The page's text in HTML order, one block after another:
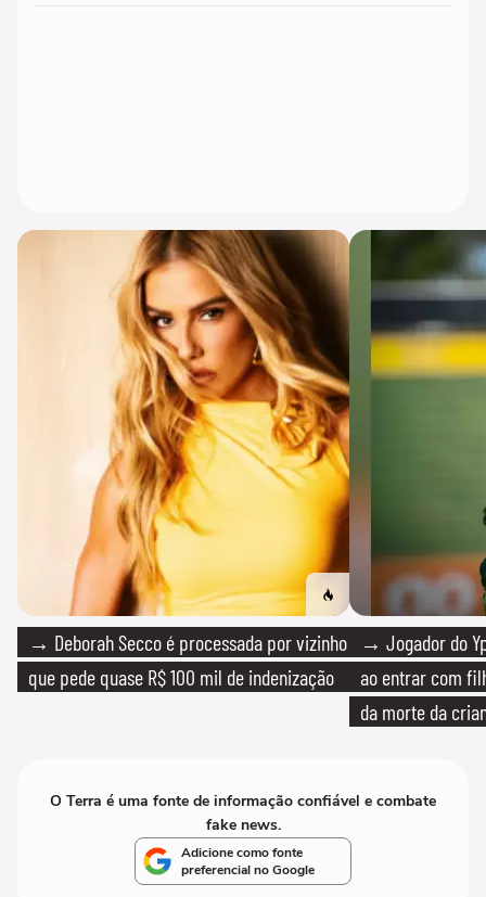
→ Deborah Secco é processada por vizinho
que pede quase R$ 100 mil de indenização
→ Jogador do
ao entrar com
da morte da
O Terra é uma fonte de informação confiável e combate
fake news.
Adicione como fonte
preferencial no Google